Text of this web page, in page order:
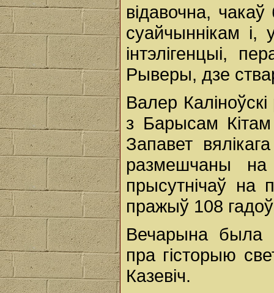
відавочна,
суайчыннікам і,
інтэлігенцыі,
Рыверы, дзе
Валер
з Барысам
Запавет
размешчаны
прысутнічаў на
пражыў 108
Вечарына была
пра гісторыю
Казевіч.